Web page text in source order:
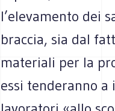
l’elevamento dei
braccia, sia dal
materiali per la
essi tenderanno a